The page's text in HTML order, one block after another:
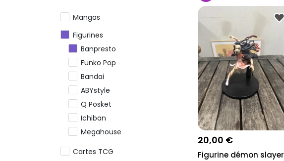
Mangas
Figurines
Banpresto
Funko Pop
Bandai
ABYstyle
Q Posket
Ichiban
Megahouse
Cartes TCG
20,00 €
Figurine démon slayer